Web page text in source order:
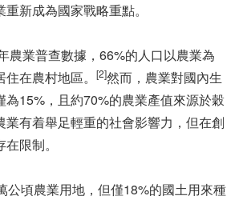
新成為國家戰略重點。
農業普查數據，66%的人口以農業為
在農村地區。
[2]然而，農業對國內生
為15%，且約70%的農業產值來源於穀
業有着舉足輕重的社會影響力，但在創
限制。
公頃農業用地，但僅18%的國土用來種